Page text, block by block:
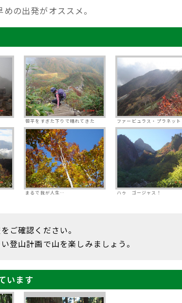
の出発がオススメ。
笹平をすぎた下りで晴れてきた ファービュラス・プラネット
まるで我が人生… ハゥ ゴージャス！
ご確認ください。
登山計画で山を楽しみましょう。
います